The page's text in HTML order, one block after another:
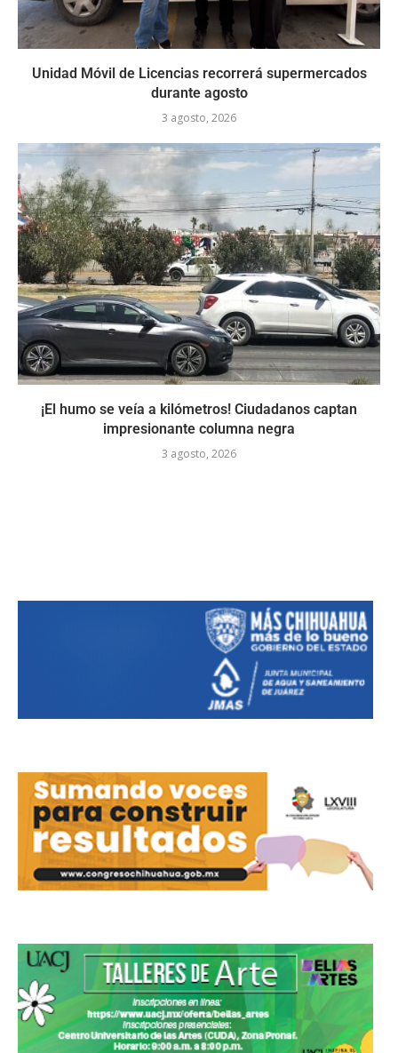
Unidad Móvil de Licencias recorrerá supermercados
durante agosto
3 agosto, 2026
¡El humo se veía a kilómetros! Ciudadanos captan
impresionante columna negra
3 agosto, 2026